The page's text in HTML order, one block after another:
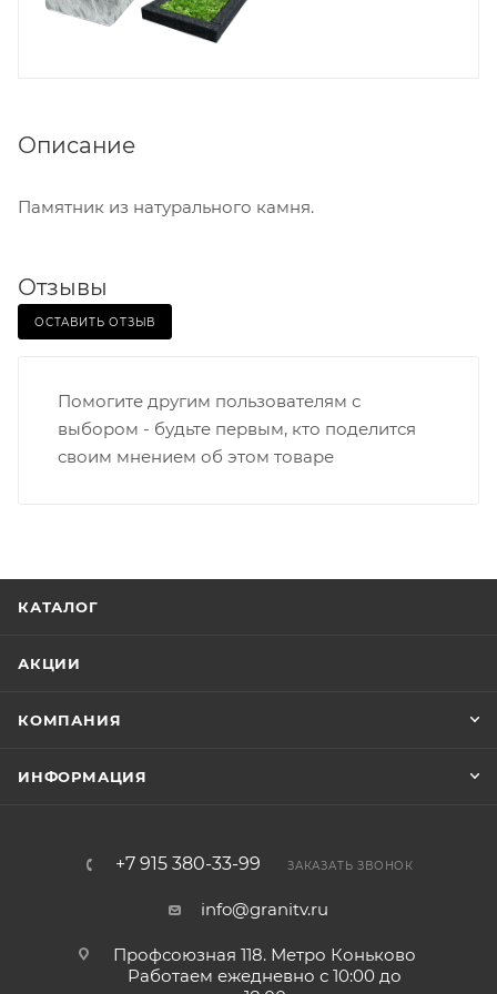
Описание
Памятник из натурального камня.
Отзывы
ОСТАВИТЬ ОТЗЫВ
Помогите другим пользователям с
выбором - будьте первым, кто поделится
своим мнением об этом товаре
КАТАЛОГ
АКЦИИ
КОМПАНИЯ
ИНФОРМАЦИЯ
+7 915 380-33-99 ЗАКАЗАТЬ ЗВОНОК
info@granitv.ru
Профсоюзная 118. Метро Коньково
Работаем ежедневно с 10:00 до